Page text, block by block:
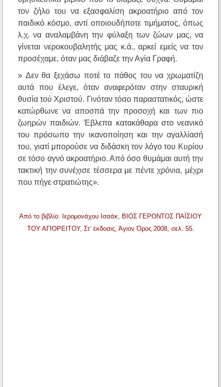
τον ζήλο του να εξασφαλίση ακροατήριο από τον
παιδικό κόσμο, αντί οποιουδήποτε τιμήματος, όπως
λ.χ. να αναλαμβάνη την φύλαξη των ζώων μας, να
γίνεται νεροκουβαλητής μας κ.ά., αρκεί εμείς να τον
προσέχαμε, όταν μας διάβαζε την Αγία Γραφή.
» Δεν θα ξεχάσω ποτέ το πάθος του να χρωματίζη
αυτά που έλεγε, όταν αναφερόταν στην σταυρική
θυσία τού Χριστού. Γινόταν τόσο παραστατικός, ώστε
κατώρθωνε να αποσπά την προσοχή και των πιο
ζωηρών παιδιών. Έβλεπα κατακάθαρα στο νεανικό
του πρόσωπο την ικανοποίηση και την αγαλλίασή
του, γιατί μπορούσε να διδάσκη τον λόγο του Κυρίου
σε τόσο αγνό ακροατήριο. Από όσο θυμάμαι αυτή την
τακτική την συνέχισε τέσσερα με πέντε χρόνια, μέχρι
που πήγε στρατιώτης».
Από το βιβλίο: Ιερομονάχου Ισαάκ, ΒΙΟΣ ΓΕΡΟΝΤΟΣ ΠΑΪΣΙΟΥ
ΤΟΥ ΑΓΙΟΡΕΙΤΟΥ, Στ’ έκδοσις, Άγιον Όρος 2008, σελ. 55.